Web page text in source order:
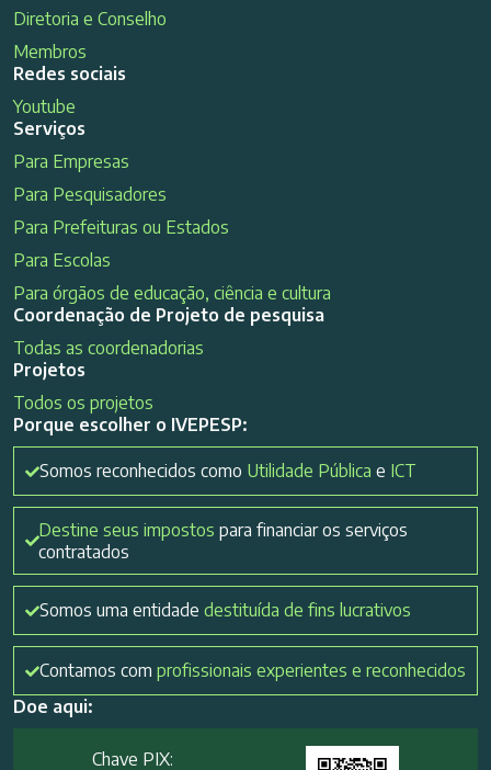
Diretoria e Conselho
Membros
Redes sociais
Youtube
Serviços
Para Empresas
Para Pesquisadores
Para Prefeituras ou Estados
Para Escolas
Para órgãos de educação, ciência e cultura
Coordenação de Projeto de pesquisa
Todas as coordenadorias
Projetos
Todos os projetos
Porque escolher o IVEPESP:
Somos reconhecidos como Utilidade Pública e ICT
Destine seus impostos para financiar os serviços
contratados
Somos uma entidade destituída de fins lucrativos
Contamos com profissionais experientes e reconhecidos
Doe aqui:
Chave PIX: